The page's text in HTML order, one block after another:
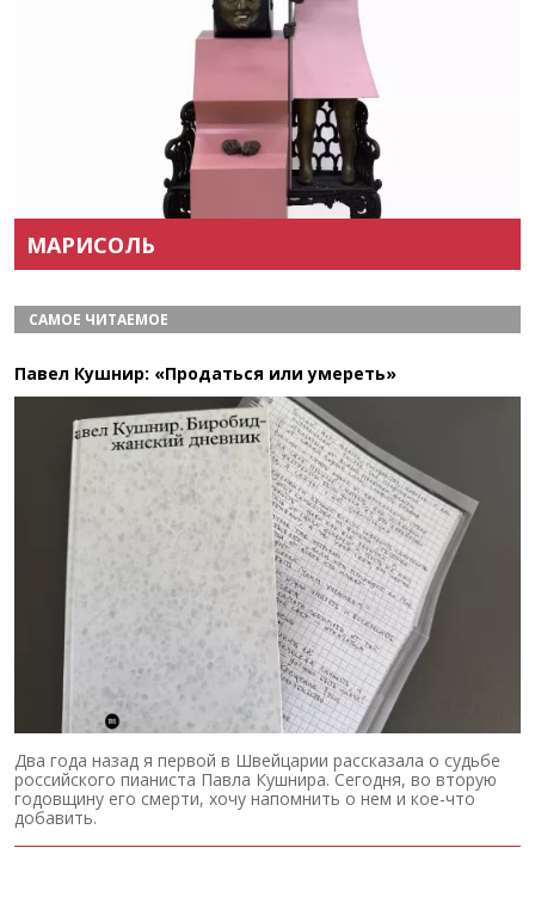
МАРИСОЛЬ
САМОЕ ЧИТАЕМОЕ
Павел Кушнир: «Продаться или умереть»
Два года назад я первой в Швейцарии рассказала о судьбе
российского пианиста Павла Кушнира. Сегодня, во вторую
годовщину его смерти, хочу напомнить о нем и кое-что
добавить.